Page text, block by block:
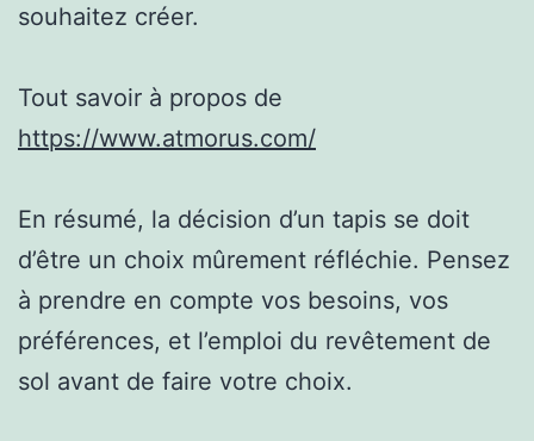
souhaitez créer.
Tout savoir à propos de
https://www.atmorus.com/
En résumé, la décision d’un tapis se doit
d’être un choix mûrement réfléchie. Pensez
à prendre en compte vos besoins, vos
préférences, et l’emploi du revêtement de
sol avant de faire votre choix.